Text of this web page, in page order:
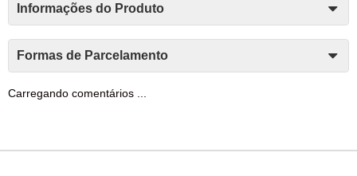
Informações do Produto
Formas de Parcelamento
Carregando comentários ...